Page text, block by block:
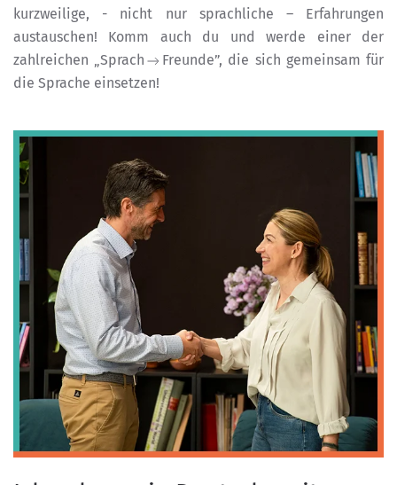
kurzweilige, - nicht nur sprachliche – Erfahrungen
austauschen! Komm auch du und werde einer der
zahlreichen „Sprach
Freunde”, die sich gemeinsam für
die Sprache einsetzen!